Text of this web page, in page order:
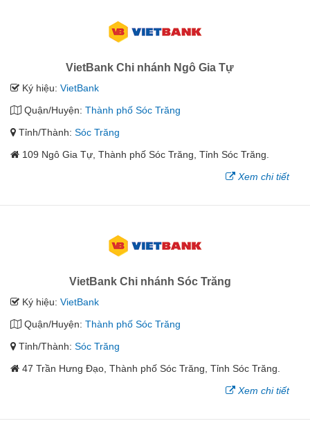
VietBank Chi nhánh Ngô Gia Tự
Ký hiệu: VietBank
Quận/Huyện: Thành phố Sóc Trăng
Tỉnh/Thành: Sóc Trăng
109 Ngô Gia Tự, Thành phố Sóc Trăng, Tỉnh Sóc Trăng.
Xem chi tiết
VietBank Chi nhánh Sóc Trăng
Ký hiệu: VietBank
Quận/Huyện: Thành phố Sóc Trăng
Tỉnh/Thành: Sóc Trăng
47 Trần Hưng Đạo, Thành phố Sóc Trăng, Tỉnh Sóc Trăng.
Xem chi tiết